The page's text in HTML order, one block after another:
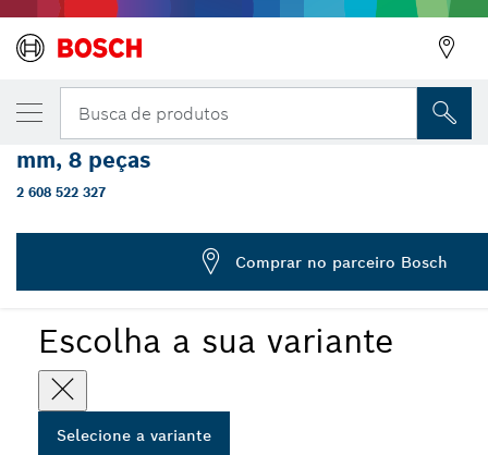
Busca de produtos
...
Jogo de bit de ponta dupla PRO Impact com adaptador
PRO
Escolha a sua variante
Selecione a variante
VARIAÇÃO SELECIONADA
PRO Impact Set com adaptador Quick
Pick and Click, PH2, PZ2, T15, T20, T25,
mm, 8 peças
2 608 522 327
Comprar no parceiro Bosch